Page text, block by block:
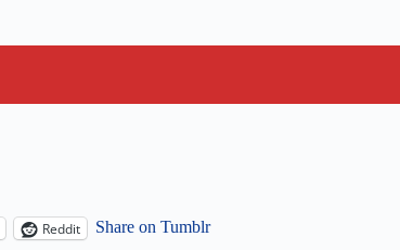
Reddit Share on Tumblr